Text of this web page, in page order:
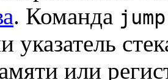
. Команда jump
указатель
или